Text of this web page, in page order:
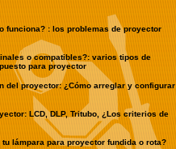
funciona? : los problemas de proyector
o compatibles?: varios tipos de
para proyector
del proyector: ¿Cómo arreglar y configurar
LCD, DLP, Tritubo, ¿Los criterios de
tu lámpara para proyector fundida o rota?